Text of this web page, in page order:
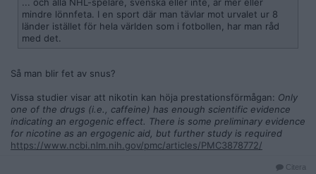
mindre lönnfeta. I en sport där man tävlar mot urvalet ur 8
länder istället för hela världen som i fotbollen, har man råd
med det.
Så man blir fet av snus?
Vissa studier visar att nikotin kan höja prestationsförmågan: Only
one of the drugs (i.e., caffeine) has enough scientific evidence
indicating an ergogenic effect. There is some preliminary evidence
for nicotine as an ergogenic aid, but further study is required
https://www.ncbi.nlm.nih.gov/pmc/articles/PMC3878772/
Citera